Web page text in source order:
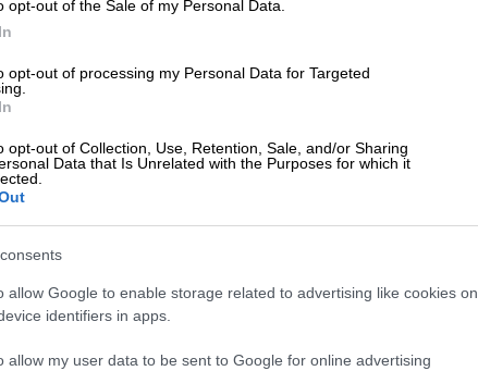
opt-out of the Sale of my Personal Data.
opt-out of processing my Personal Data for Targeted
opt-out of Collection, Use, Retention, Sale, and/or Sharing
Data that Is Unrelated with the Purposes for which it
allow Google to enable storage related to advertising like cookies on
identifiers in apps.
allow my user data to be sent to Google for online advertising
ο πόλεμος μεταξύ χούλιγκανς
και σε πόλεις της περιφέρειας.
ηλικίας από 22 έως 25 ετών, για τα
βίας, της επικίνδυνης σωματικής
για παραβάσεις της νομοθεσίας περί
και πυροτεχνημάτων.
του ethnos.gr είναι οπαδοί του
των προσώπων τους με
σε μίνι μάρκετ - μανάβικο που
είναι οπαδός του Παναθηναϊκούκαι του
χειρός, με αποτέλεσμα τον τραυματισμό